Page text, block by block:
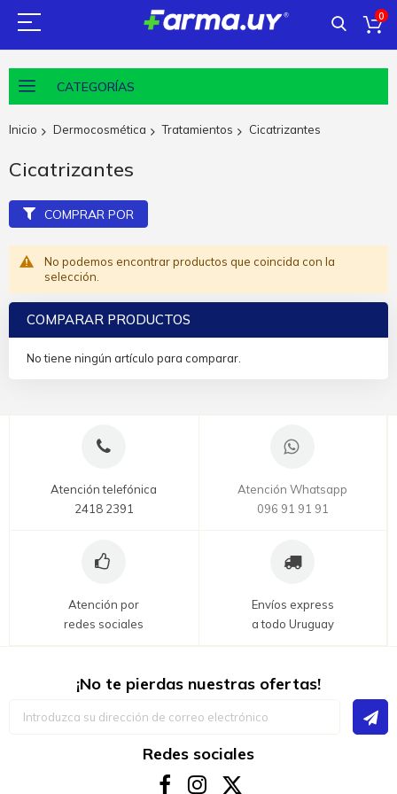
0
CATEGORÍAS
Inicio Dermocosmética Tratamientos Cicatrizantes
Cicatrizantes
No podemos encontrar productos que coincida con la
selección.
COMPRAR POR
COMPARAR PRODUCTOS
No tiene ningún artículo para comparar.
Atención telefónica
2418 2391
Atención Whatsapp
096 91 91 91
Atención por
redes sociales
Envíos express
a todo Uruguay
¡No te pierdas nuestras ofertas!
Redes sociales